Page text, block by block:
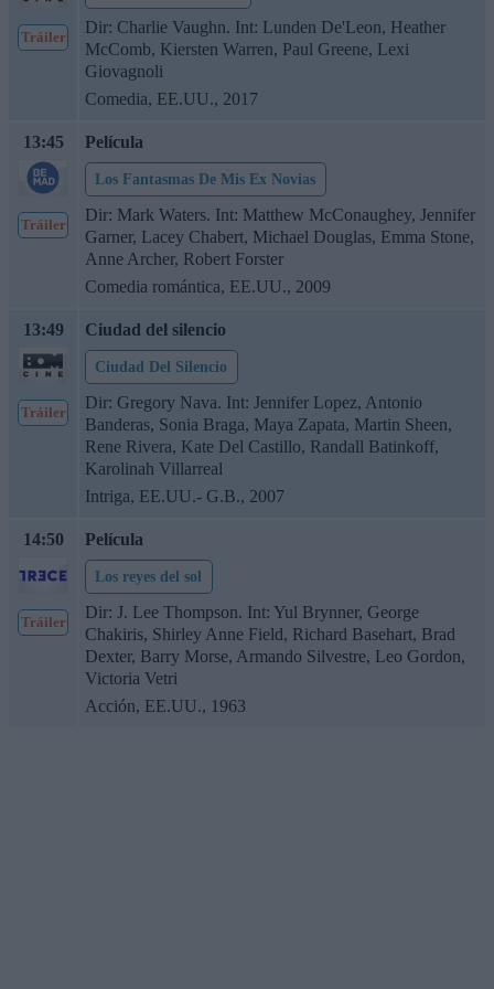
Tráiler
Dir: Charlie Vaughn. Int: Lunden De'Leon, Heather
McComb, Kiersten Warren, Paul Greene, Lexi
Giovagnoli
Comedia, EE.UU., 2017
13:45
Tráiler
Película
Los Fantasmas De Mis Ex Novias
Dir: Mark Waters. Int: Matthew McConaughey, Jennifer
Garner, Lacey Chabert, Michael Douglas, Emma Stone,
Anne Archer, Robert Forster
Comedia romántica, EE.UU., 2009
13:49
Tráiler
Ciudad del silencio
Ciudad Del Silencio
Dir: Gregory Nava. Int: Jennifer Lopez, Antonio
Banderas, Sonia Braga, Maya Zapata, Martin Sheen,
Rene Rivera, Kate Del Castillo, Randall Batinkoff,
Karolinah Villarreal
Intriga, EE.UU.- G.B., 2007
14:50
Tráiler
Película
Los reyes del sol
Dir: J. Lee Thompson. Int: Yul Brynner, George
Chakiris, Shirley Anne Field, Richard Basehart, Brad
Dexter, Barry Morse, Armando Silvestre, Leo Gordon,
Victoria Vetri
Acción, EE.UU., 1963